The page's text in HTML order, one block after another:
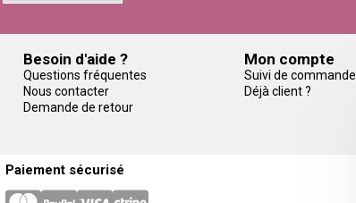
Besoin d'aide ?
Questions fréquentes
Nous contacter
Demande de retour
Mon compte
Suivi de commande
Déjà client ?
Paiement sécurisé